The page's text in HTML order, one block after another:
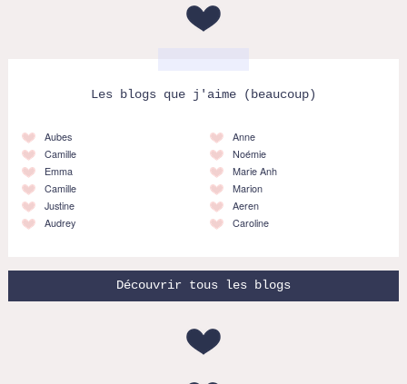
Les blogs que j'aime (beaucoup)
Aubes
Camille
Emma
Camille
Justine
Audrey
Anne
Noémie
Marie Anh
Marion
Aeren
Caroline
Découvrir tous les blogs